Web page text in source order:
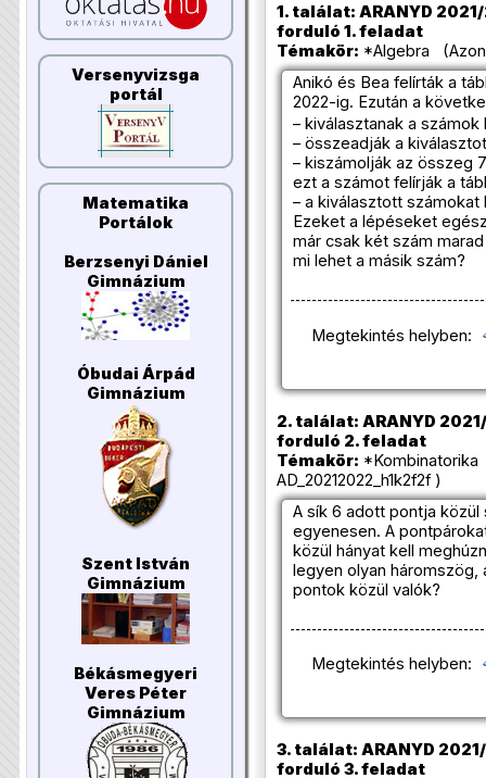
Versenyvizsga
portál
Matematika
Portálok
Berzsenyi Dániel
Gimnázium
Óbudai Árpád
Gimnázium
Szent István
Gimnázium
Békásmegyeri
Veres Péter
Gimnázium
1. találat: ARANYD
forduló 1. feladat
Témakör: *Algebra
Anikó és Bea felírták a
2022-ig. Ezután a
– kiválasztanak a
– összeadják a
– kiszámolják az összeg
ezt a számot felírják a
– a kiválasztott számokat
Ezeket a lépéseket
már csak két szám
mi lehet a másik szám?
Megtekintés helyben:
2. találat: ARANYD
forduló 2. feladat
Témakör:
AD_20212022_h1k2f2f )
A sík 6 adott pontja
egyenesen. A
közül hányat kell
legyen olyan háromszög,
pontok közül valók?
Megtekintés helyben:
3. találat: ARANYD
forduló 3. feladat